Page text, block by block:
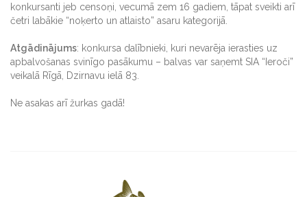
konkursanti jeb censoņi, vecumā zem 16 gadiem, tāpat sveikti arī
četri labākie “noķerto un atlaisto” asaru kategorijā.
Atgādinājums: konkursa dalībnieki, kuri nevarēja ierasties uz
apbalvošanas svinīgo pasākumu – balvas var saņemt SIA “Ieroči”
veikalā Rīgā, Dzirnavu ielā 83.
Ne asakas arī žurkas gadā!